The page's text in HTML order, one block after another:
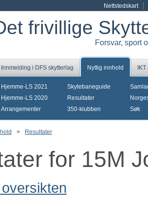
Nettstedskart
frivillige
Forsvar, sport
Innmelding i DFS skytterlag Nyttig innhold
Hjemme-LS 2021
Hjemme-LS 2020
Arrangementer
Skytebaneguide
Resultater
350-klubben
Søk
> Resultater
for 15M